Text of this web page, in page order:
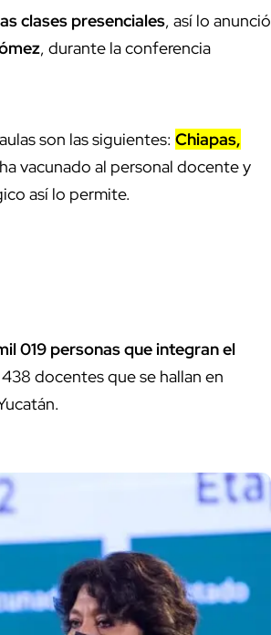
clases presenciales, así lo anunció
, durante la conferencia
son las siguientes: Chiapas,
vacunado al personal docente y
así lo permite.
019 personas que integran el
docentes que se hallan en